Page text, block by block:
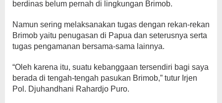
berdinas belum pernah di lingkungan Brimob.
Namun sering melaksanakan tugas dengan rekan-rekan
Brimob yaitu penugasan di Papua dan seterusnya serta
tugas pengamanan bersama-sama lainnya.
“Oleh karena itu, suatu kebanggaan tersendiri bagi saya
berada di tengah-tengah pasukan Brimob,” tutur Irjen
Pol. Djuhandhani Rahardjo Puro.